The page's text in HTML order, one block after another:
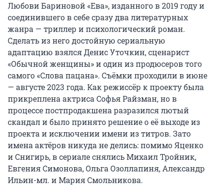
Любови Бариновой «Ева», изданного в 2019 году и
соединившего в себе сразу два литературных
жанра — триллер и психологический роман.
Сделать из него достойную сериальную
адаптацию взялся Денис Уточкин, сценарист
«Обычной женщины» и один из продюсеров того
самого «Слова пацана». Съёмки проходили в июне
— августе 2023 года. Как режиссёр к проекту была
прикреплена актриса Софья Райзман, но в
процессе постпродакшена разразился лютый
скандал и было принято решение о её выходе из
проекта и исключении имени из титров. Зато
имена актёров никуда не делись: помимо Яценко
и Снигирь, в сериале снялись Михаил Тройник,
Евгения Симонова, Ольга Озоллапиня, Александр
Ильин-мл. и Мария Смольникова.